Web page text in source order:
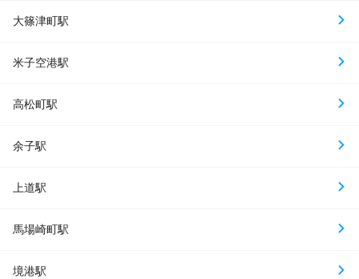
大篠津町駅
米子空港駅
高松町駅
余子駅
上道駅
馬場崎町駅
境港駅